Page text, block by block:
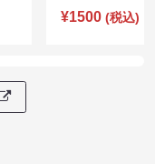
¥1500 (税込)